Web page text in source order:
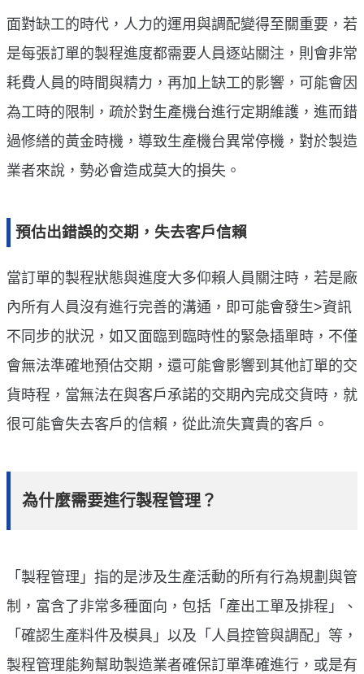
面對缺工的時代，人力的運用與調配變得至關重要，若
是每張訂單的製程進度都需要人員逐站關注，則會非常
耗費人員的時間與精力，再加上缺工的影響，可能會因
為工時的限制，疏於對生產機台進行定期維護，進而錯
過修繕的黃金時機，導致生產機台異常停機，對於製造
業者來說，勢必會造成莫大的損失。
預估出錯誤的交期，失去客戶信賴
當訂單的製程狀態與進度大多仰賴人員關注時，若是廠
內所有人員沒有進行完善的溝通，即可能會發生>資訊
不同步的狀況，如又面臨到臨時性的緊急插單時，不僅
會無法準確地預估交期，還可能會影響到其他訂單的交
貨時程，當無法在與客戶承諾的交期內完成交貨時，就
很可能會失去客戶的信賴，從此流失寶貴的客戶。
為什麼需要進行製程管理？
「製程管理」指的是涉及生產活動的所有行為規劃與管
制，富含了非常多種面向，包括「產出工單及排程」、
「確認生產料件及模具」以及「人員控管與調配」等，
製程管理能夠幫助製造業者確保訂單準確進行，或是有